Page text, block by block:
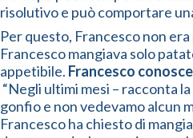
risolutivo e può comportare
Per questo, Francesco non
Francesco mangiava solo
appetibile. Francesco
“Negli ultimi mesi – racconta
gonfio e non vedevamo alcun
Francesco ha chiesto di